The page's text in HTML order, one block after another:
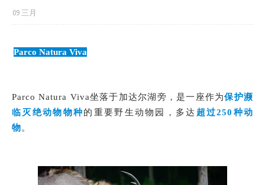
09 三月
Parco Natura Viva
Parco Natura Viva坐落于加达尔湖旁，是一座作为保护濒
临灭绝动物物种的重要野生动物园，多达 超过250种动
物。